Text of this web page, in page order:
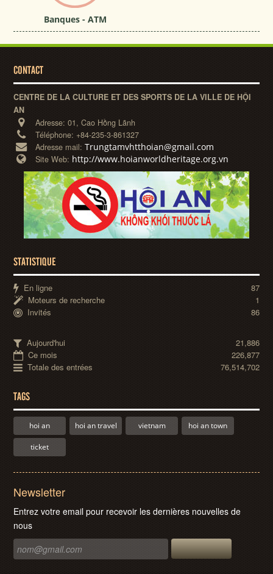
Banques - ATM
CONTACT
CENTRE DE LA CULTURE ET DES SPORTS DE LA VILLE DE HỘI
AN
Adresse:01, Cao Hồng Lãnh
Téléphone:+84-235-3-861327
Adresse mail:Trungtamvhtthoian@gmail.com
Site Web: http://www.hoianworldheritage.org.vn
STATISTIQUE
En ligne
87
Moteurs de recherche
1
Invités
86
Aujourd'hui
21,886
Ce mois
226,877
Totale des entrées
76,514,702
TAGS
hoi an hoi an travel vietnam hoi an town
ticket
Newsletter
Entrez votre email pour recevoir les dernières nouvelles de
nous